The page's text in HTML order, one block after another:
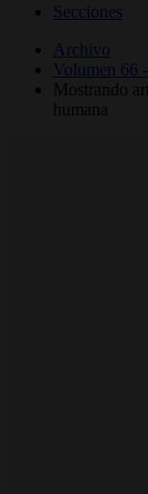
Secciones
Archivo
Volumen 66
Mostrando
humana